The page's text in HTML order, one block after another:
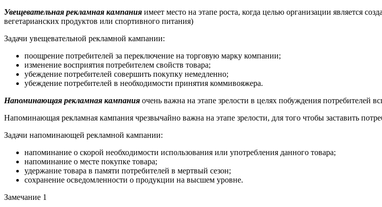
Увещевательная рекламная кампания имеет место на этапе роста, когда целью организации является
вегетарианских продуктов или спортивного питания)
Задачи увещевательной рекламной кампании:
поощрение потребителей за переключение на торговую марку компании;
изменение восприятия потребителем свойств товара;
убеждение потребителей совершить покупку немедленно;
убеждение потребителей в необходимости принятия коммивояжера.
Напоминающая рекламная кампания очень важна на этапе зрелости в целях побуждения потребителей
Напоминающая рекламная кампания чрезвычайно важна на этапе зрелости, для того чтобы заставить
Задачи напоминающей рекламной кампании:
напоминание о скорой необходимости использования или употребления данного товара;
напоминание о месте покупке товара;
удержание товара в памяти потребителей в мертвый сезон;
сохранение осведомленности о продукции на высшем уровне.
Замечание 1